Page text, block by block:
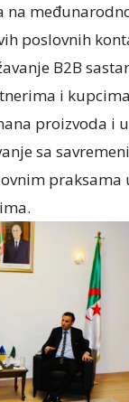
na
poslovnih
B2B
i
proizvoda i
sa